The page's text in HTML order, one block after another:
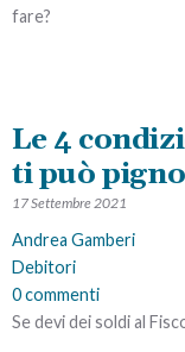
fare?
LEGGI L'ARTICOLO
Le 4
ti può
17 Settembre 2021
Andrea Gamberi
Debitori
0 commenti
Se devi dei soldi al